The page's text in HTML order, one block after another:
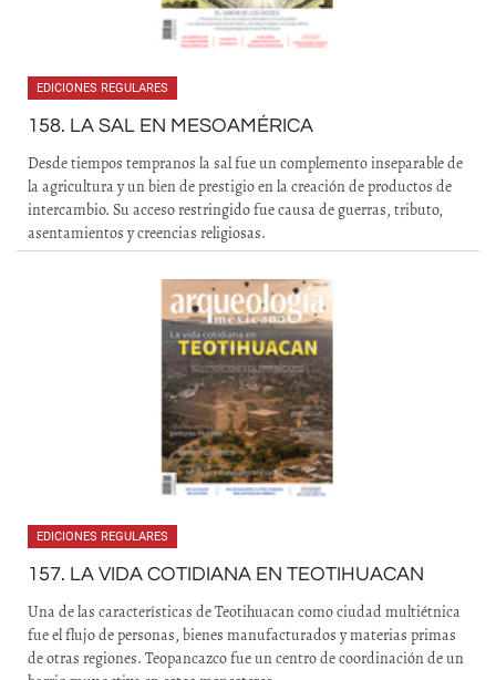
EDICIONES REGULARES
158. LA SAL EN MESOAMÉRICA
Desde tiempos tempranos la sal fue un complemento inseparable de
la agricultura y un bien de prestigio en la creación de productos de
intercambio. Su acceso restringido fue causa de guerras, tributo,
asentamientos y creencias religiosas.
EDICIONES REGULARES
157. LA VIDA COTIDIANA EN TEOTIHUACAN
Una de las características de Teotihuacan como ciudad multiétnica
fue el flujo de personas, bienes manufacturados y materias primas
de otras regiones. Teopancazco fue un centro de coordinación de un